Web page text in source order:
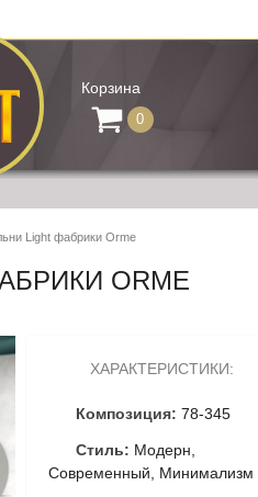
Корзина
0
Light фабрики Orme
ORME
ХАРАКТЕРИСТИКИ:
Композиция: 78-345
Стиль: Модерн,
Современный, Минимализм